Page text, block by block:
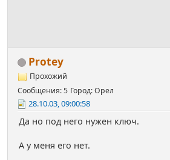
Protey
Прохожий
Сообщения: 5 Город: Орел
28.10.03, 09:00:58
Да но под него нужен ключ.
А у меня его нет.